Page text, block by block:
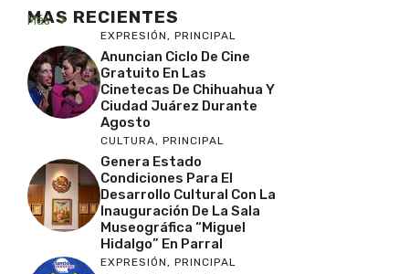
MAS RECIENTES
Más
EXPRESIÓN , PRINCIPAL
Anuncian Ciclo De Cine
Gratuito En Las
Cinetecas De Chihuahua Y
Ciudad Juárez Durante
Agosto
CULTURA, PRINCIPAL
Genera Estado
Condiciones Para El
Desarrollo Cultural Con La
Inauguración De La Sala
Museográfica “Miguel
Hidalgo” En Parral
EXPRESIÓN, PRINCIPAL